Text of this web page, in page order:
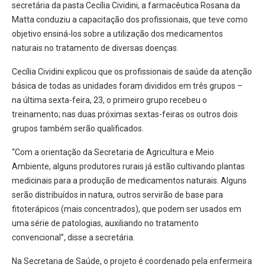
secretária da pasta Cecília Cividini, a farmacêutica Rosana da
Matta conduziu a capacitação dos profissionais, que teve como
objetivo ensiná-los sobre a utilização dos medicamentos
naturais no tratamento de diversas doenças.
Cecília Cividini explicou que os profissionais de saúde da atenção
básica de todas as unidades foram divididos em três grupos –
na última sexta-feira, 23, o primeiro grupo recebeu o
treinamento; nas duas próximas sextas-feiras os outros dois
grupos também serão qualificados.
“Com a orientação da Secretaria de Agricultura e Meio
Ambiente, alguns produtores rurais já estão cultivando plantas
medicinais para a produção de medicamentos naturais. Alguns
serão distribuídos in natura, outros servirão de base para
fitoterápicos (mais concentrados), que podem ser usados em
uma série de patologias, auxiliando no tratamento
convencional”, disse a secretária.
Na Secretaria de Saúde, o projeto é coordenado pela enfermeira